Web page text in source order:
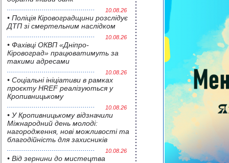
10.08.26
• Поліція Кіровоградщини розслідує
ДТП зі смертельним наслідком
10.08.26
• Фахівці ОКВП «Дніпро-
Кіровоград» працюватимуть за
такими адресами
10.08.26
• Соціальні ініціативи в рамках
проєкту HREF реалізуються у
Кропивницькому
10.08.26
• У Кропивницькому відзначили
Міжнародний день молоді:
нагородження, нові можливості та
благодійність для захисників
10.08.26
• Від зернини до мистецтва